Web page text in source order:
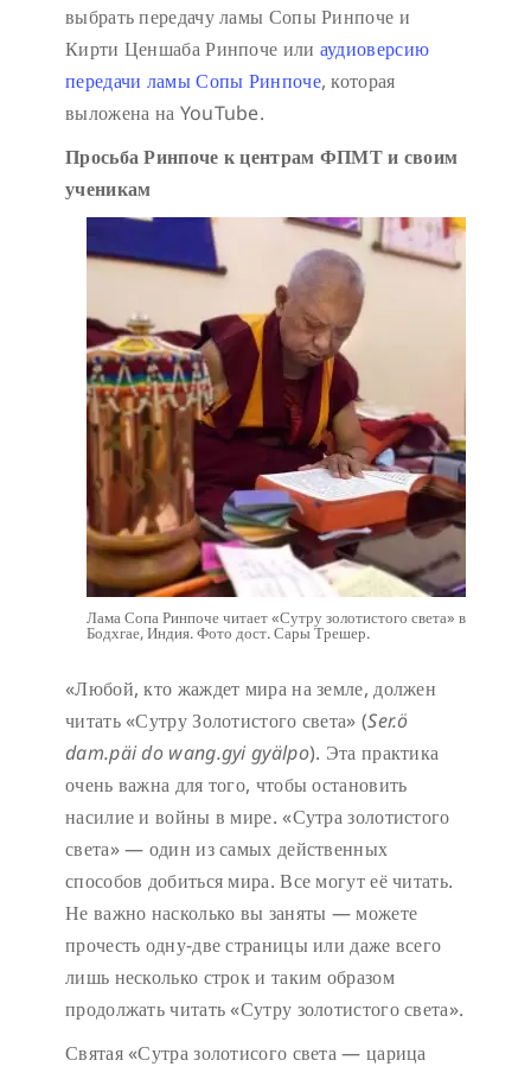
выбрать передачу ламы Сопы Ринпоче и
Кирти Ценшаба Ринпоче или аудиоверсию
передачи ламы Сопы Ринпоче, которая
выложена на YouTube.
Просьба Ринпоче к центрам ФПМТ и своим
ученикам
Лама Сопа Ринпоче читает «Сутру золотистого света» в
Бодхгае, Индия. Фото дост. Сары Трешер.
«Любой, кто жаждет мира на земле, должен
читать «Сутру Золотистого света» (Ser.ö
dam.päi do wang.gyi gyälpo). Эта практика
очень важна для того, чтобы остановить
насилие и войны в мире. «Сутра золотистого
света» — один из самых действенных
способов добиться мира. Все могут её читать.
Не важно насколько вы заняты — можете
прочесть одну-две страницы или даже всего
лишь несколько строк и таким образом
продолжать читать «Сутру золотистого света».
Святая «Сутра золотисого света — царица